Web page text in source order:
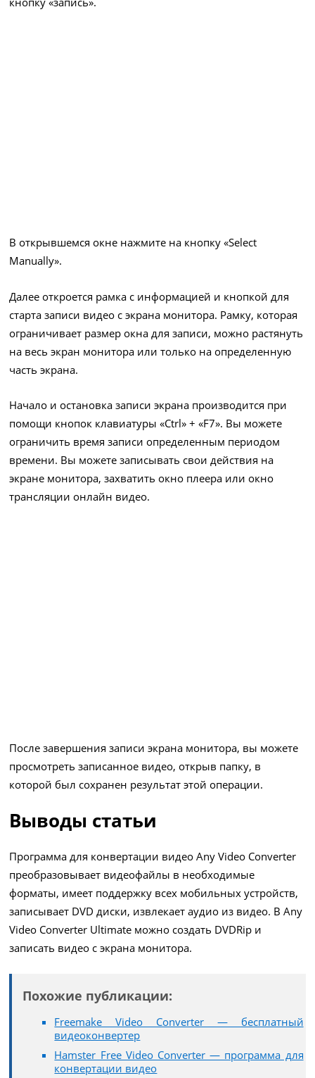
В открывшемся окне нажмите на кнопку «Select
Manually».
Далее откроется рамка с информацией и кнопкой для
старта записи видео с экрана монитора. Рамку, которая
ограничивает размер окна для записи, можно растянуть
на весь экран монитора или только на определенную
часть экрана.
Начало и остановка записи экрана производится при
помощи кнопок клавиатуры «Ctrl» + «F7». Вы можете
ограничить время записи определенным периодом
времени. Вы можете записывать свои действия на
экране монитора, захватить окно плеера или окно
трансляции онлайн видео.
После завершения записи экрана монитора, вы можете
просмотреть записанное видео, открыв папку, в
которой был сохранен результат этой операции.
Выводы статьи
Программа для конвертации видео Any Video Converter
преобразовывает видеофайлы в необходимые
форматы, имеет поддержку всех мобильных устройств,
записывает DVD диски, извлекает аудио из видео. В Any
Video Converter Ultimate можно создать DVDRip и
записать видео с экрана монитора.
Похожие публикации:
Freemake Video Converter — бесплатный
видеоконвертер
Hamster Free Video Converter — программа для
конвертации видео